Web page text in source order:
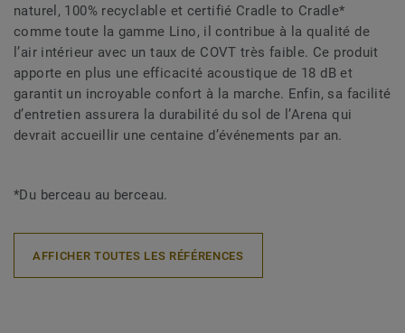
naturel, 100% recyclable et certifié Cradle to Cradle*
comme toute la gamme Lino, il contribue à la qualité de
l’air intérieur avec un taux de COVT très faible. Ce produit
apporte en plus une efficacité acoustique de 18 dB et
garantit un incroyable confort à la marche. Enfin, sa facilité
d’entretien assurera la durabilité du sol de l’Arena qui
devrait accueillir une centaine d’événements par an.
*Du berceau au berceau.
AFFICHER TOUTES LES RÉFÉRENCES